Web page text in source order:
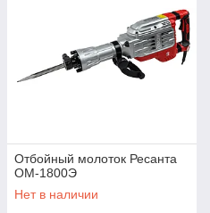
Отбойный молоток Ресанта
ОМ-1800Э
Нет в наличии